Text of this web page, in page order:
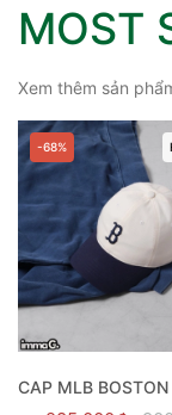
MOST
Xem thêm sản
-68%